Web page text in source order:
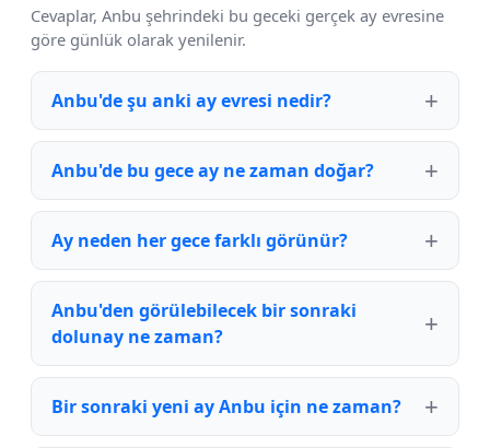
Cevaplar, Anbu şehrindeki bu geceki gerçek ay evresine
göre günlük olarak yenilenir.
Anbu'de şu anki ay evresi nedir?
Anbu'de bu gece ay ne zaman doğar?
Ay neden her gece farklı görünür?
Anbu'den görülebilecek bir sonraki
dolunay ne zaman?
Bir sonraki yeni ay Anbu için ne zaman?